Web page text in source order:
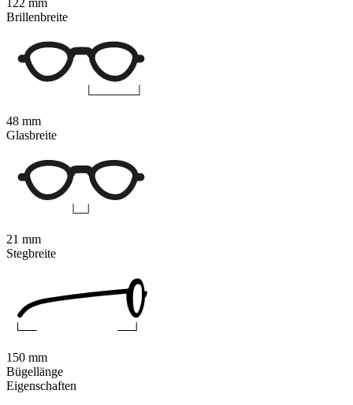
Eigenschaften
122 mm
Brillenbreite
48 mm
Glasbreite
21 mm
Stegbreite
150 mm
Bügellänge